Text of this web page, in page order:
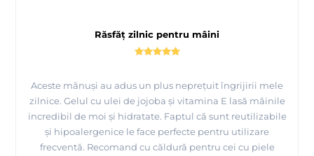
Răsfăț zilnic pentru mâini
Aceste mănuși au adus un plus neprețuit îngrijirii mele
zilnice. Gelul cu ulei de jojoba și vitamina E lasă mâinile
incredibil de moi și hidratate. Faptul că sunt reutilizabile
și hipoalergenice le face perfecte pentru utilizare
frecventă. Recomand cu căldură pentru cei cu piele